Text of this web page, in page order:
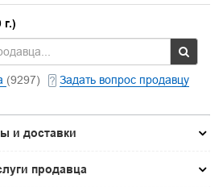
(9297) Задать вопрос продавцу
и доставки
продавца